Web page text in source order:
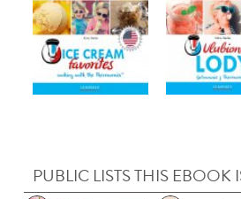
PUBLIC LISTS THIS EBOOK